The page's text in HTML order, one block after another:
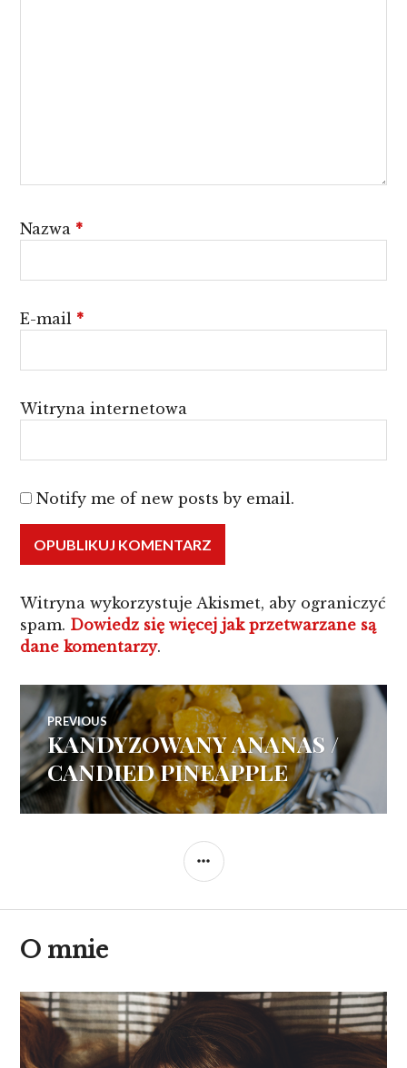
Nazwa *
E-mail *
Witryna internetowa
Notify me of new posts by email.
Witryna wykorzystuje Akismet, aby ograniczyć
spam. Dowiedz się więcej jak przetwarzane są
dane komentarzy.
Nawigacja
wpisu
PREVIOUS
Previous
post:
KANDYZOWANY ANANAS /
CANDIED PINEAPPLE
SIDEBAR
O mnie